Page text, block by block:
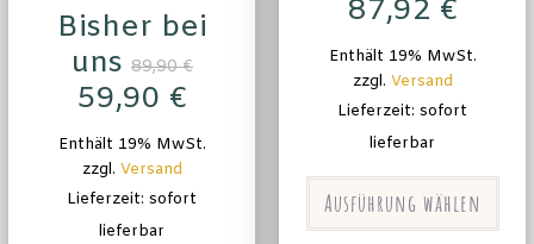
Bisher bei
uns 89,90€
59,90 €
Enthält 19% MwSt.
zzgl. Versand
Lieferzeit: sofort
lieferbar
87,92 €
Enthält 19% MwSt.
zzgl. Versand
Lieferzeit: sofort
lieferbar
Ausführung wählen